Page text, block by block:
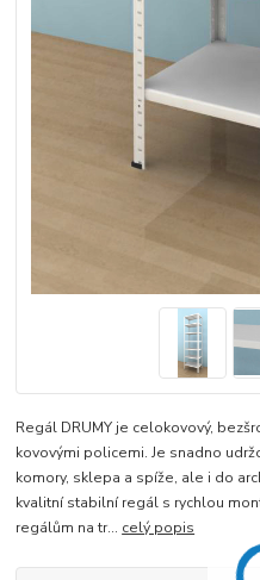
Regál DRUMY je celokovový,
kovovými policemi. Je snadno
komory, sklepa a spíže, ale i do
kvalitní stabilní regál s rychlou
regálům na tr... celý popis